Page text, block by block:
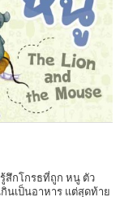
สึกโกรธที่ถูก หนู ตัว
นเป็นอาหาร แต่สุดท้าย